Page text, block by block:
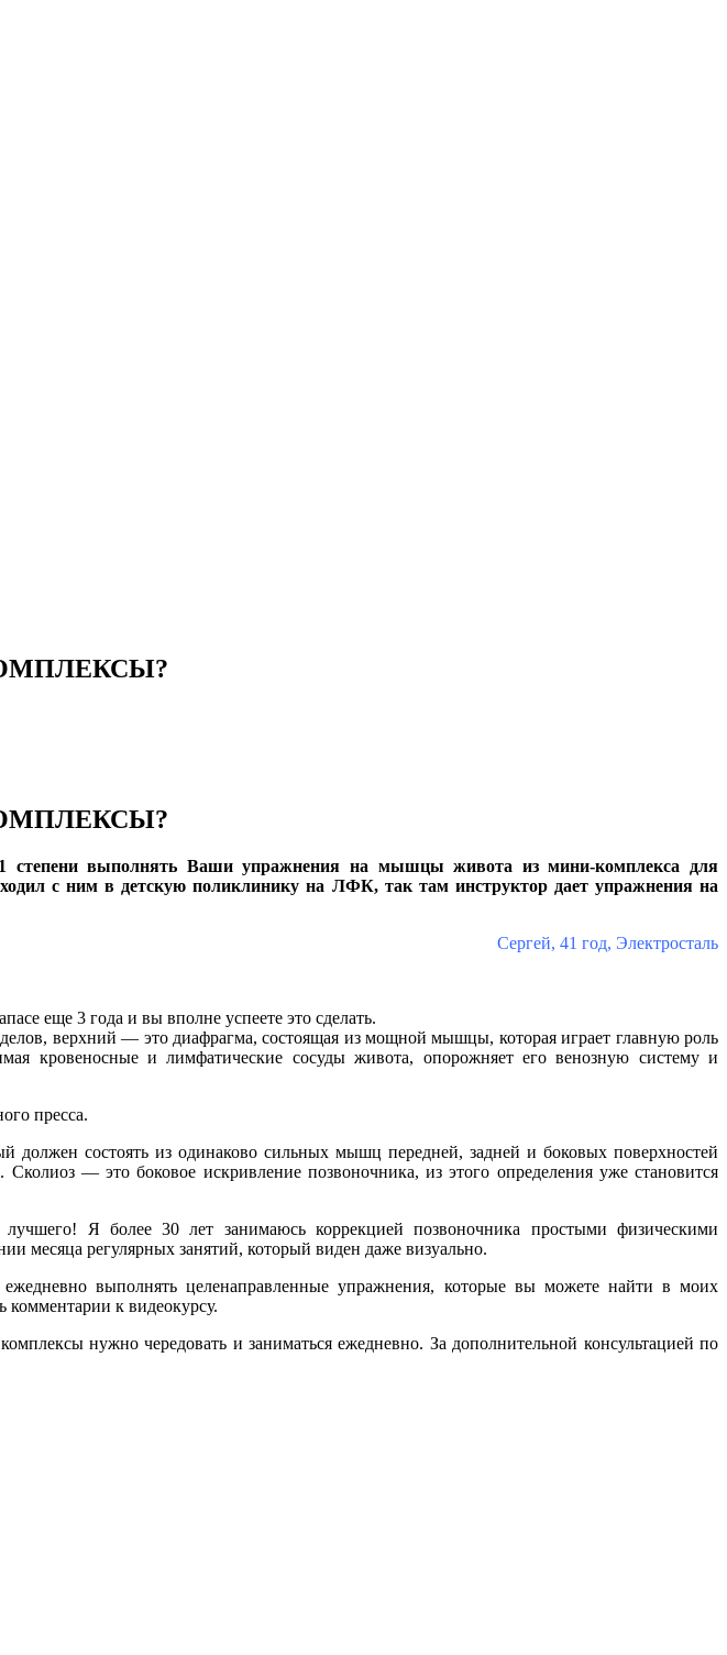
степени выполнять Ваши упражнения на мышцы живота из мини-комплекса для
с ним в детскую поликлинику на ЛФК, так там инструктор дает упражнения на
Сергей, 41 год, Электросталь
еще 3 года и вы вполне успеете это сделать.
верхний — это диафрагма, состоящая из мощной мышцы, которая играет главную роль
кровеносные и лимфатические сосуды живота, опорожняет его венозную систему и
пресса.
состоять из одинаково сильных мышц передней, задней и боковых поверхностей
— это боковое искривление позвоночника, из этого определения уже становится
Я более 30 лет занимаюсь коррекцией позвоночника простыми физическими
месяца регулярных занятий, который виден даже визуально.
выполнять целенаправленные упражнения, которые вы можете найти в моих
к видеокурсу.
нужно чередовать и заниматься ежедневно. За дополнительной консультацией по